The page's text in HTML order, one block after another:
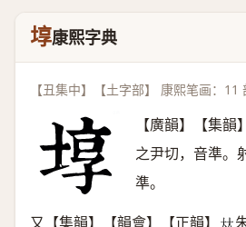
埻康熙字典
【丑集中】【土字部】 康熙笔画：11
【廣韻】【集韻
之尹切，音準。
準。
又【集韻】【韻會】【正韻】